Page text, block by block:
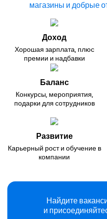
магазины и добрые
Доход
Хорошая зарплата, плюс
премии и надбавки
Баланс
Конкурсы, мероприятия,
подарки для сотрудников
Развитие
Карьерный рости обучение в
компании
Найдите
и